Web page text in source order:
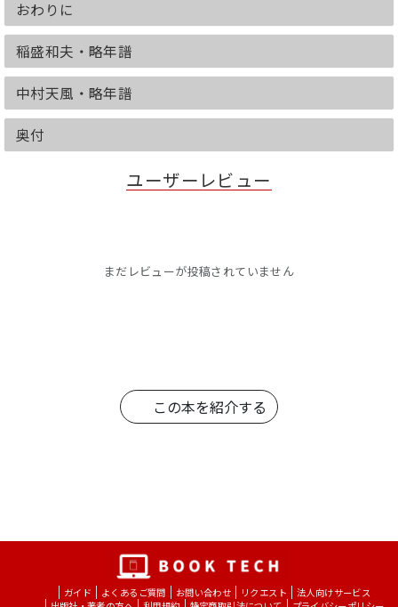
おわりに
稲盛和夫・略年譜
中村天風・略年譜
奥付
ユーザーレビュー
まだレビューが投稿されていません
この本を紹介する
ガイド よくあるご質問 お問い合わせ リクエスト
法人向けサービス